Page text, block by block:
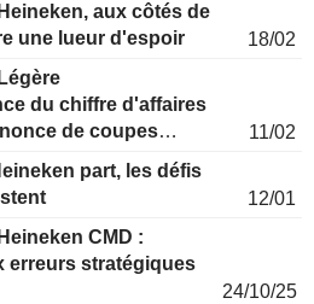
une lueur d'espoir
18/02
du chiffre d'affaires
de coupes
11/02
part, les défis
12/01
erreurs stratégiques
24/10/25